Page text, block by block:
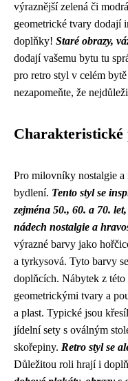
výraznější zelená či
geometrické tvary dodají
doplňky! Staré obrazy,
dodají vašemu bytu tu
pro retro styl v celém
nezapomeňte, že
Pro milovníky nostalgie a
bydlení. Tento styl se
zejména 50., 60. a 70.
nádech nostalgie a
výrazné barvy jako
a tyrkysová. Tyto barvy
doplňcích. Nábytek z
geometrickými tvary a
a plast. Typické jsou
jídelní sety s oválným
skořepiny. Retro styl se
Důležitou roli hrají i